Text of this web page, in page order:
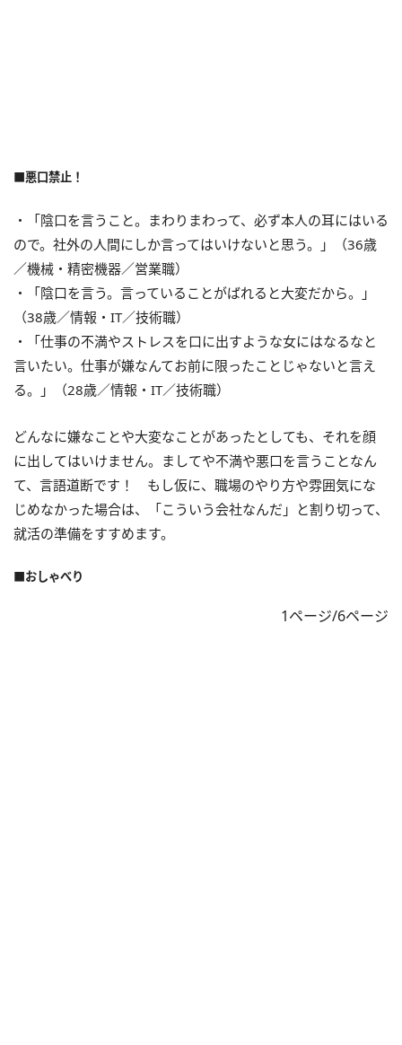
■悪口禁止！
・「陰口を言うこと。まわりまわって、必ず本人の耳にはいる
ので。社外の人間にしか言ってはいけないと思う。」（36歳
／機械・精密機器／営業職）
・「陰口を言う。言っていることがばれると大変だから。」
（38歳／情報・IT／技術職）
・「仕事の不満やストレスを口に出すような女にはなるなと
言いたい。仕事が嫌なんてお前に限ったことじゃないと言え
る。」（28歳／情報・IT／技術職）
どんなに嫌なことや大変なことがあったとしても、それを顔
に出してはいけません。ましてや不満や悪口を言うことなん
て、言語道断です！ もし仮に、職場のやり方や雰囲気にな
じめなかった場合は、「こういう会社なんだ」と割り切って、
就活の準備をすすめます。
■おしゃべり
1ページ/6ページ